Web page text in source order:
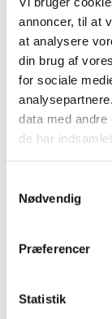
annoncer, til at
at analysere
din brug af
for sociale
data med andre
de har
Nødvendig
Præferencer
Statistik
TID
2025 (5)
2024 (2)
2023 (8)
2022 (4)
2021 (5)
maj (1)
februar (1)
2020 (2)
2018 (7)